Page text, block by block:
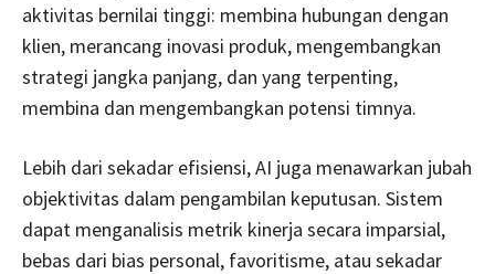
aktivitas bernilai tinggi: membina hubungan dengan
klien, merancang inovasi produk, mengembangkan
strategi jangka panjang, dan yang terpenting,
membina dan mengembangkan potensi timnya.
Lebih dari sekadar efisiensi, AI juga menawarkan jubah
objektivitas dalam pengambilan keputusan. Sistem
dapat menganalisis metrik kinerja secara imparsial,
bebas dari bias personal, favoritisme, atau sekadar